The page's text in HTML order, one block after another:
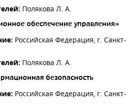
Полякова Л. А.
обеспечение управления»
Российская Федерация, г. Санкт-
Полякова Л. А.
безопасность
Российская Федерация, г. Санкт-